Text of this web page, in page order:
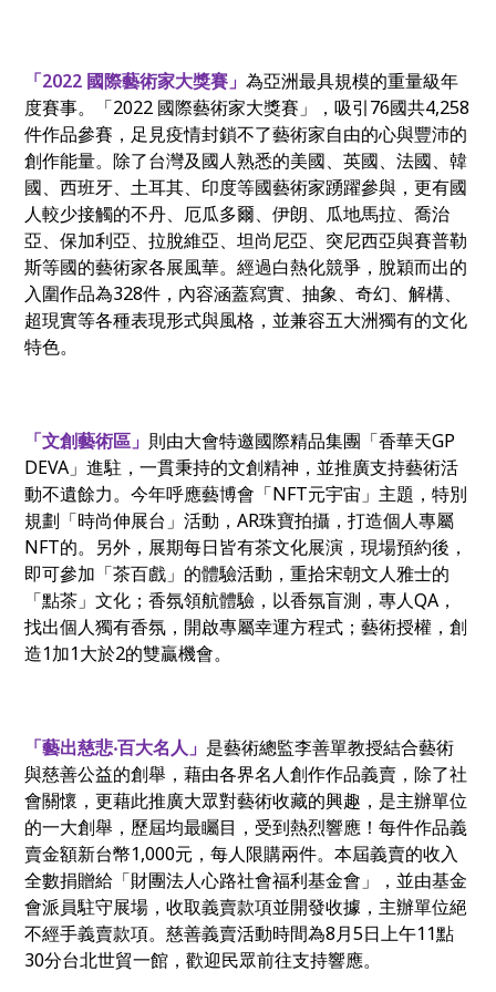
「2022 國際藝術家大獎賽」為亞洲最具規模的重量級年
度賽事。「2022 國際藝術家大獎賽」，吸引76國共4,258
件作品參賽，足見疫情封鎖不了藝術家自由的心與豐沛的
創作能量。除了台灣及國人熟悉的美國、英國、法國、韓
國、西班牙、土耳其、印度等國藝術家踴躍參與，更有國
人較少接觸的不丹、厄瓜多爾、伊朗、瓜地馬拉、喬治
亞、保加利亞、拉脫維亞、坦尚尼亞、突尼西亞與賽普勒
斯等國的藝術家各展風華。經過白熱化競爭，脫穎而出的
入圍作品為328件，內容涵蓋寫實、抽象、奇幻、解構、
超現實等各種表現形式與風格，並兼容五大洲獨有的文化
特色。
「文創藝術區」 則由大會特邀國際精品集團「香華天GP
DEVA」進駐，一貫秉持的文創精神，並推廣支持藝術活
動不遺餘力。今年呼應藝博會「NFT元宇宙」主題，特別
規劃「時尚伸展台」活動，AR珠寶拍攝，打造個人專屬
NFT的。另外，展期每日皆有茶文化展演，現場預約後，
即可參加「茶百戲」的體驗活動，重拾宋朝文人雅士的
「點茶」文化；香氛領航體驗，以香氛盲測，專人QA，
找出個人獨有香氛 ，開啟專屬幸運方程式；藝術授權，創
造1加1大於2的雙贏機會。
「藝出慈悲‧百大名人」 是藝術總監李善單教授結合藝術
與慈善公益的創舉，藉由各界名人創作作品義賣，除了社
會關懷，更藉此推廣大眾對藝術收藏的興趣，是主辦單位
的一大創舉，歷屆均最矚目，受到熱烈響應！每件作品義
賣金額新台幣1,000元，每人限購兩件。本屆義賣的收入
全數捐贈給「財團法人心路社會福利基金會」，並由基金
會派員駐守展場，收取義賣款項並開發收據，主辦單位絕
不經手義賣款項。慈善義賣活動時間為8月5日上午11點
30分台北世貿一館，歡迎民眾前往支持響應。